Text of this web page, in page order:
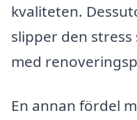
kvaliteten.
slipper den
med
En annan fördel